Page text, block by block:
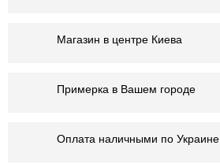
Магазин в центре Киева
Примерка в Вашем городе
Оплата наличными по Украине